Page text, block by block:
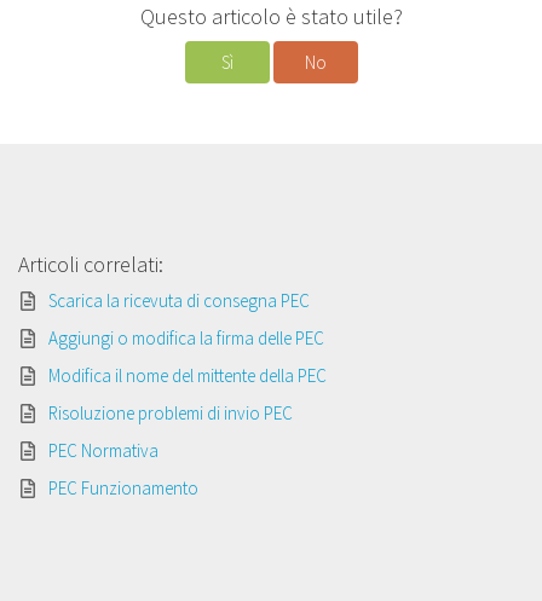
Questo articolo è stato utile?
Sì No
Articoli correlati:
Scarica la ricevuta di consegna PEC
Aggiungi o modifica la firma delle PEC
Modifica il nome del mittente della PEC
Risoluzione problemi di invio PEC
PEC Normativa
PEC Funzionamento